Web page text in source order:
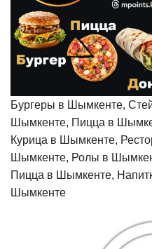
Бургеры в Шымкенте,
Шымкенте, Пицца в
Курица в Шымкенте,
Шымкенте, Ролы в
Пицца в Шымкенте,
Шымкенте